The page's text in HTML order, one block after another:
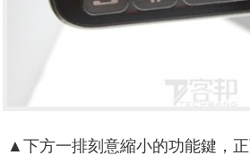
▲下方一排刻意縮小的功能鍵，